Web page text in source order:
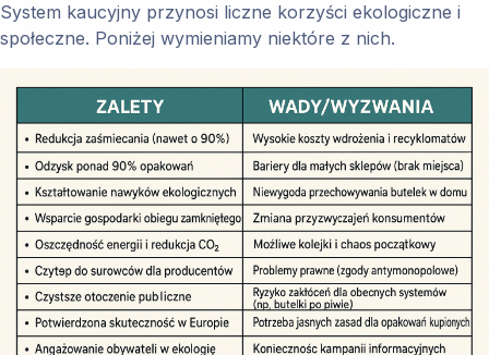
System kaucyjny przynosi liczne korzyści ekologiczne i
społeczne. Poniżej wymieniamy niektóre z nich.